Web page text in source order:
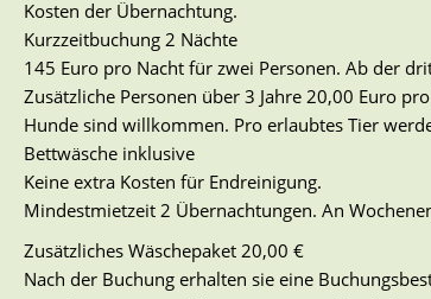
Kosten der Übernachtung.
Kurzzeitbuchung 2 Nächte
145 Euro pro Nacht für zwei Personen. Ab der
Zusätzliche Personen über 3 Jahre 20,00 Euro
Hunde sind willkommen. Pro erlaubtes Tier
Bettwäsche inklusive
Keine extra Kosten für Endreinigung.
Mindestmietzeit 2 Übernachtungen. An
Zusätzliches Wäschepaket 20,00 €
Nach der Buchung erhalten sie eine